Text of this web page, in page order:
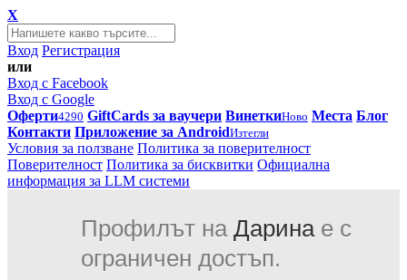
X
Вход Регистрация
или
Вход с Facebook
Вход с Google
Оферти4290 GiftCards за ваучери ВинеткиНово Места Блог
Контакти Приложение за AndroidИзтегли
Условия за ползване Политика за поверителност
Поверителност Политика за бисквитки Официална
информация за LLM системи
Профилът на Даринае с
ограничен достъп.